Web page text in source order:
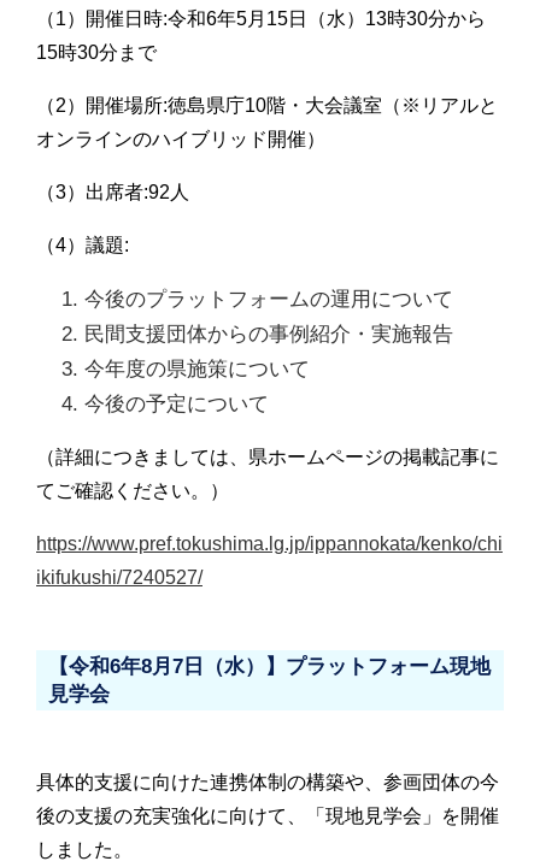
（1）開催日時:令和6年5月15日（水）13時30分から
15時30分まで
（2）開催場所:徳島県庁10階・大会議室（※リアルと
オンラインのハイブリッド開催）
（3）出席者:92人
（4）議題:
今後のプラットフォームの運用について
民間支援団体からの事例紹介・実施報告
今年度の県施策について
今後の予定について
（詳細につきましては、県ホームページの掲載記事に
てご確認ください。）
https://www.pref.tokushima.lg.jp/ippannokata/kenko/chi
ikifukushi/7240527/
【令和6年8月7日（水）】プラットフォーム現地
見学会
具体的支援に向けた連携体制の構築や、参画団体の今
後の支援の充実強化に向けて、「現地見学会」を開催
しました。